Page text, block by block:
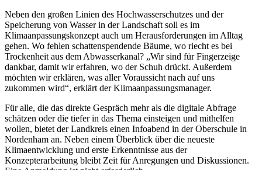
Neben den großen Linien des Hochwasserschutzes und der
Speicherung von Wasser in der Landschaft soll es im
Klimaanpassungskonzept auch um Herausforderungen im Alltag
gehen. Wo fehlen schattenspendende Bäume, wo riecht es bei
Trockenheit aus dem Abwasserkanal? „Wir sind für Fingerzeige
dankbar, damit wir erfahren, wo der Schuh drückt. Außerdem
möchten wir erklären, was aller Voraussicht nach auf uns
zukommen wird“, erklärt der Klimaanpassungsmanager.
Für alle, die das direkte Gespräch mehr als die digitale Abfrage
schätzen oder die tiefer in das Thema einsteigen und mithelfen
wollen, bietet der Landkreis einen Infoabend in der Oberschule in
Nordenham an. Neben einem Überblick über die neueste
Klimaentwicklung und erste Erkenntnisse aus der
Konzepterarbeitung bleibt Zeit für Anregungen und Diskussionen.